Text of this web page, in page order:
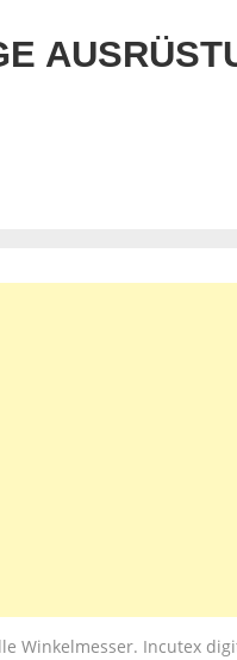
Winkelmesser. Incutex